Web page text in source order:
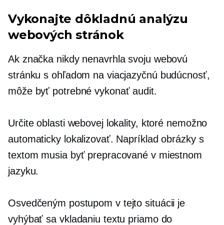
Vykonajte dôkladnú analýzu
webových stránok
Ak značka nikdy nenavrhla svoju webovú
stránku s ohľadom na viacjazyčnú budúcnosť,
môže byť potrebné vykonať audit.
Určite oblasti webovej lokality, ktoré nemožno
automaticky lokalizovať. Napríklad obrázky s
textom musia byť prepracované v miestnom
jazyku.
Osvedčeným postupom v tejto situácii je
vyhýbať sa vkladaniu textu priamo do